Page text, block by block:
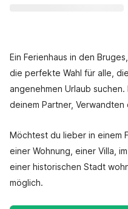
Ein Ferienhaus in den
die perfekte Wahl für alle,
angenehmen Urlaub suchen.
deinem Partner,
Möchtest du lieber in einem
einer Wohnung, einer Villa,
einer historischen Stadt
möglich.